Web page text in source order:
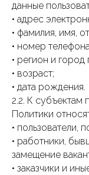
данные
• адрес
• фамилия, имя,
• номер
• регион и
• возраст;
• дата рождения.
2.2. К субъектам
Политики
• пользователи,
• работники,
замещение
• заказчики и